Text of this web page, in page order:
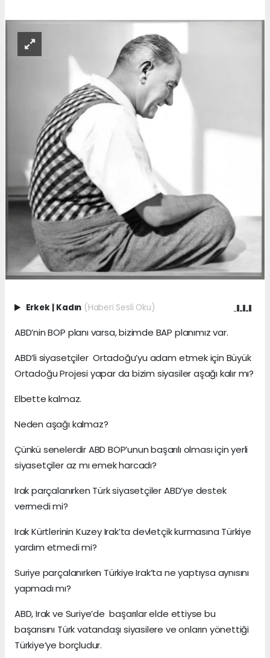
Erkek | Kadın (Haberi Sesli Oku)
ABD’nin BOP planı varsa, bizimde BAP planımız var.
ABD’li siyasetçiler Ortadoğu’yu adam etmek için Büyük
Ortadoğu Projesi yapar da bizim siyasiler aşağı kalır mı?
Elbette kalmaz.
Neden aşağı kalmaz?
Çünkü senelerdir ABD BOP’unun başarılı olması için yerli
siyasetçiler az mı emek harcadı?
Irak parçalanırken Türk siyasetçiler ABD’ye destek
vermedi mi?
Irak Kürtlerinin Kuzey Irak’ta devletçik kurmasına Türkiye
yardım etmedi mi?
Suriye parçalanırken Türkiye Irak’ta ne yaptıysa aynısını
yapmadı mı?
ABD, Irak ve Suriye’de başarılar elde ettiyse bu
başarısını Türk vatandaşı siyasilere ve onların yönettiği
Türkiye’ye borçludur.